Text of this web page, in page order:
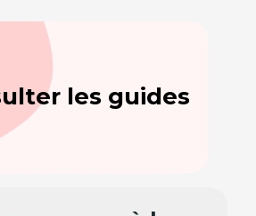
les guides